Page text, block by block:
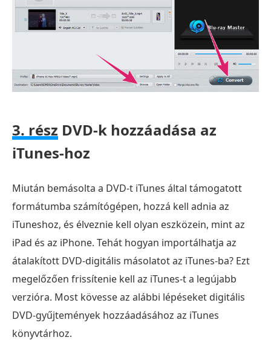
3. rész DVD-k hozzáadása az
iTunes-hoz
Miután bemásolta a DVD-t iTunes által támogatott
formátumba számítógépen, hozzá kell adnia az
iTuneshoz, és élveznie kell olyan eszközein, mint az
iPad és az iPhone. Tehát hogyan importálhatja az
átalakított DVD-digitális másolatot az iTunes-ba? Ezt
megelőzően frissítenie kell az iTunes-t a legújabb
verzióra. Most kövesse az alábbi lépéseket digitális
DVD-gyűjtemények hozzáadásához az iTunes
könyvtárhoz.